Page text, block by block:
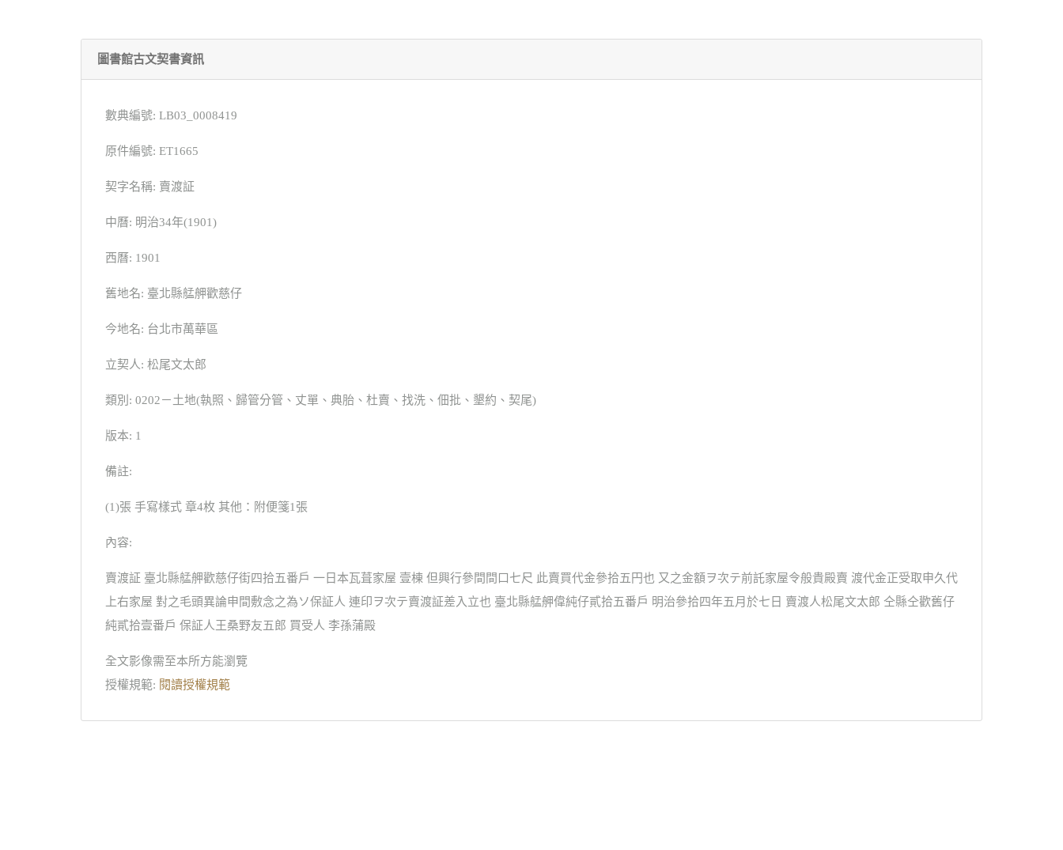
圖書館古文契書資訊
數典編號: LB03_0008419
原件編號: ET1665
契字名稱: 賣渡証
中曆: 明治34年(1901)
西曆: 1901
舊地名: 臺北縣艋舺歡慈仔
今地名: 台北市萬華區
立契人: 松尾文太郎
類別: 0202－土地(執照、歸管分管、丈單、典胎、杜賣、找洗、佃批、墾約、契尾)
版本: 1
備註:
(1)張 手寫樣式 章4枚 其他：附便箋1張
內容:
賣渡証 臺北縣艋舺歡慈仔街四拾五番戶 一日本瓦葺家屋 壹棟 但興行參間間口七尺 此賣買代金參拾五円也 又之金額ヲ次テ前託家屋令般貴殿賣 渡代金正受取申久代
上右家屋 對之毛頭異論申間敷念之為ソ保証人 連印ヲ次テ賣渡証差入立也 臺北縣艋舺偉純仔貳拾五番戶 明治參拾四年五月於七日 賣渡人松尾文太郎 仝縣仝歡舊仔
純貳拾壹番戶 保証人王桑野友五郎 買受人 李孫蒲殿
全文影像需至本所方能瀏覽
授權規範: 閱讀授權規範